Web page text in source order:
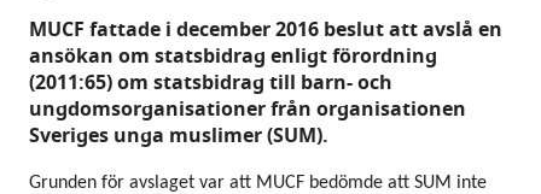
MUCF fattade i december 2016 beslut att avslå en
ansökan om statsbidrag enligt förordning
(2011:65) om statsbidrag till barn- och
ungdomsorganisationer från organisationen
Sveriges unga muslimer (SUM).
Grunden för avslaget var att MUCF bedömde att SUM inte